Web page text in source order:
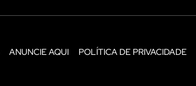
ANUNCIE AQUI POLÍTICA DE PRIVACIDADE